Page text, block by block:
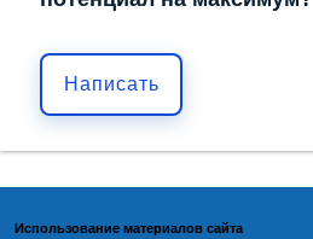
Написать
Использование материалов сайта